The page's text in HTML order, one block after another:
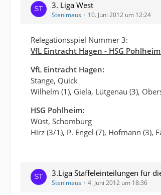
3. Liga West
Stenimaus 10. Juni 2012 um 12:24
Relegationsspiel Nummer 3:
VfL Eintracht Hagen - HSG
VfL Eintracht Hagen:
Stange, Quick
Wilhelm (1), Giela, Lütgenau (3),
HSG Pohlheim:
Wüst, Schomburg
Hirz (3/1), P. Engel (7), Hofmann (3),
3.Liga Staffeleinteilungen für
Stenimaus 4. Juni 2012 um 18:36